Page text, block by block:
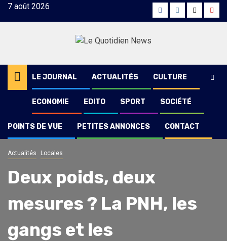
Skip7 août 2026 FacebookInstagram
Twitter
LE JOURNAL ACTUALITÉS CULTURE
ECONOMIE EDITO SPORT SOCIÉTÉ
POINTS DE VUE PETITES ANNONCES CONTACT
Actualités Locales
Deux poids, deux
mesures ? La PNH, les
gangs et les